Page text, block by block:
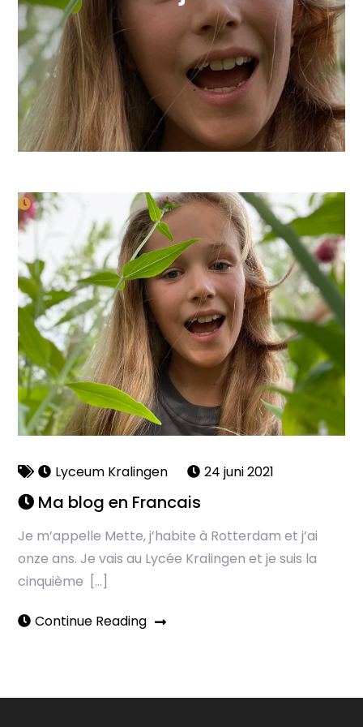
Lyceum Kralingen 24 juni 2021
Ma blog en Francais
Je m’appelle Mette, j’habite à Rotterdam et j’ai
onze ans. Je vais au Lycée Kralingen et je suis la
cinquième […]
Continue Reading